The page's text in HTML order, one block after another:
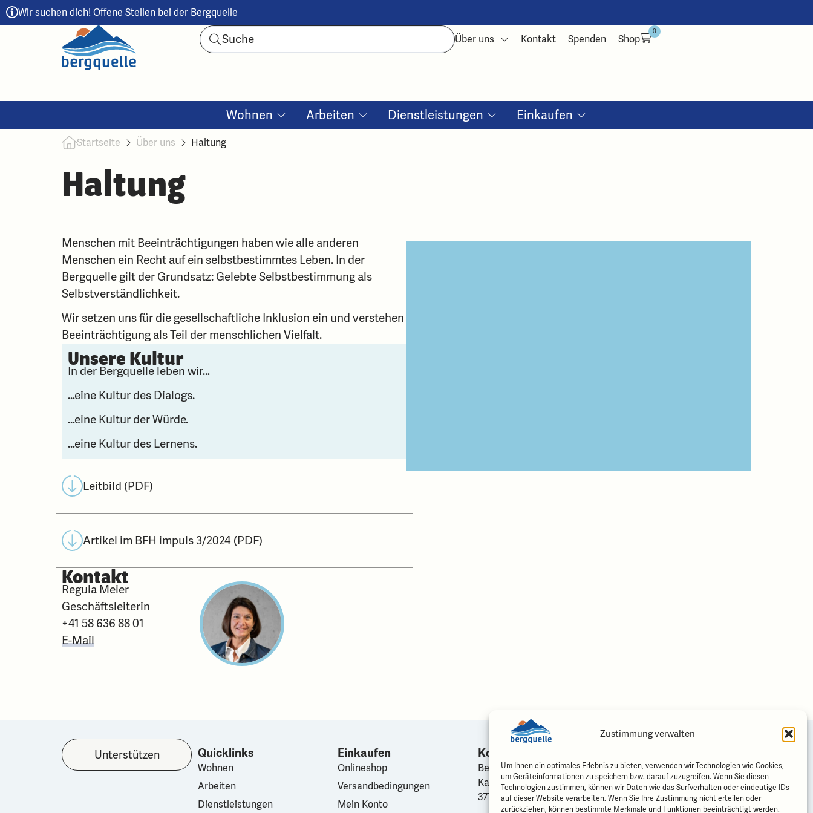
Zustimmung verwalten
Um Ihnen ein optimales Erlebnis zu bieten, verwenden wir Technologien wie Cookies,
um Geräteinformationen zu speichern bzw. darauf zuzugreifen. Wenn Sie diesen
Technologien zustimmen, können wir Daten wie das Surfverhalten oder eindeutige IDs
auf dieser Website verarbeiten. Wenn Sie Ihre Zustimmung nicht erteilen oder
zurückziehen, können bestimmte Merkmale und Funktionen beeinträchtigt werden.
Wir suchen dich!Offene Stellen bei der Bergquelle
Über uns Kontakt Spenden Shop
0
Wohnen Arbeiten Dienstleistungen Einkaufen
Startseite Über uns Haltung
Haltung
Menschen mit Beeinträchtigungen haben wie alle anderen
Menschen ein Recht auf ein selbstbestimmtes Leben. In der
Bergquelle gilt der Grundsatz: Gelebte Selbstbestimmung als
Selbstverständlichkeit.
Wir setzen uns für die gesellschaftliche Inklusion ein und verstehen
Beeinträchtigung als Teil der menschlichen Vielfalt.
Unsere Kultur
In der Bergquelle leben wir…
…eine Kultur des Dialogs.
…eine Kultur der Würde.
…eine Kultur des Lernens.
Leitbild (PDF)
Artikel im BFH impuls 3/2024 (PDF)
Kontakt
Regula Meier
Geschäftsleiterin
+41 58 636 88 01
E-Mail
Unterstützen Quicklinks
Wohnen
Arbeiten
Dienstleistungen
Einkaufen
Onlineshop
Versandbedingungen
Mein Konto
Kontakt
Bergquelle
Karl Haueter-Strasse 2
3770 Zweisimmen